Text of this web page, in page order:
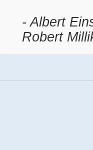
- Albert
Robert